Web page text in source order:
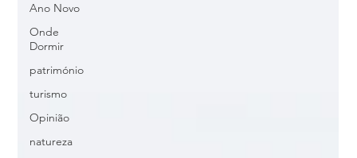
Ano Novo
Onde
Dormir
património
turismo
Opinião
natureza